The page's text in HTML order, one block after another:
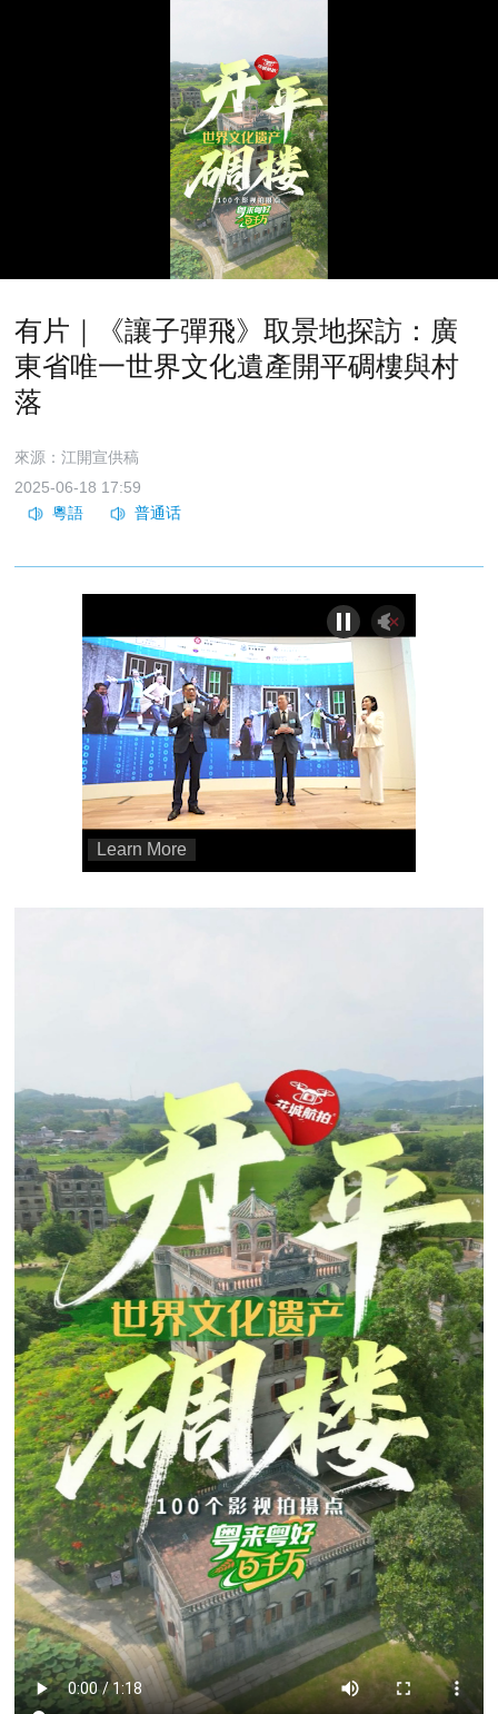
有片｜《讓子彈飛》取景地探訪：廣
東省唯一世界文化遺產開平碉樓與村
落
來源：江開宣供稿
2025-06-18 17:59